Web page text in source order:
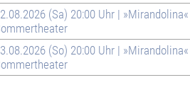
(Sa) 20:00 Uhr | »Mirandolina«
(So) 20:00 Uhr | »Mirandolina«